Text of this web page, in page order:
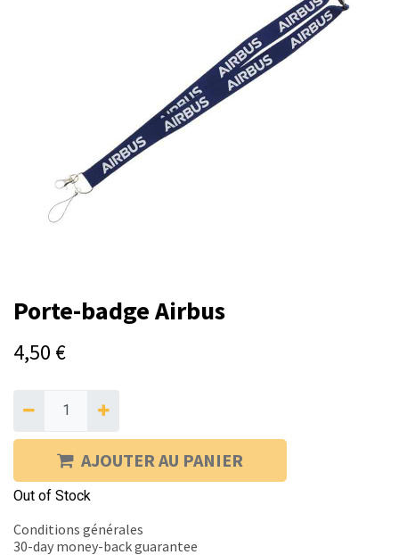
Porte-badge Airbus
4,50 €
AJOUTER AU PANIER
Out of Stock
Conditions générales
30-day money-back guarantee